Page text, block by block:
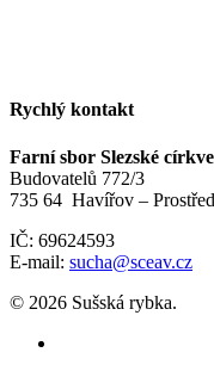
Rychlý kontakt
Farní sbor Slezské
Budovatelů 772/3
735 64 Havířov –
IČ: 69624593
E-mail: sucha@sceav.cz
© 2026 Sušská rybka.